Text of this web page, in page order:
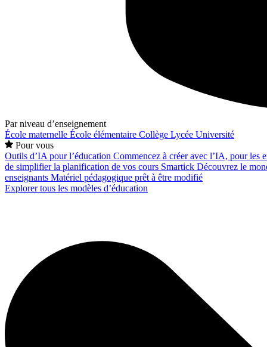
Par niveau d’enseignement
École maternelle École élémentaire Collège Lycée Université
Pour vous
Outils d’IA pour l’éducation Commencez à créer avec l’IA, pour les
de simplifier la planification de vos cours Smartick Découvrez le
enseignants Matériel pédagogique prêt à être modifié
Explorer tous les modèles d’éducation